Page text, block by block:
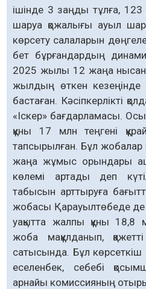
ішінде 3 заңды тұлға,
шаруа қожалығы ауыл
көрсету салаларын
бет бұрғандардың
2025 жылы 12 жаңа
жылдың өткен кезеңінде
бастаған. Кәсіпкерлікті
«Іскер» бағдарламасы.
құны 17 млн теңгені
тапсырылған. Бұл жобалар
жаңа жұмыс орындары
көлемі артады деп
табысын арттыруға
жобасы Қарауылтөбеде де
уақытта жалпы құны 18,8
жоба мақұлданып,
сатысында. Бұл көрсеткіш
еселенбек, себебі
арнайы комиссияның